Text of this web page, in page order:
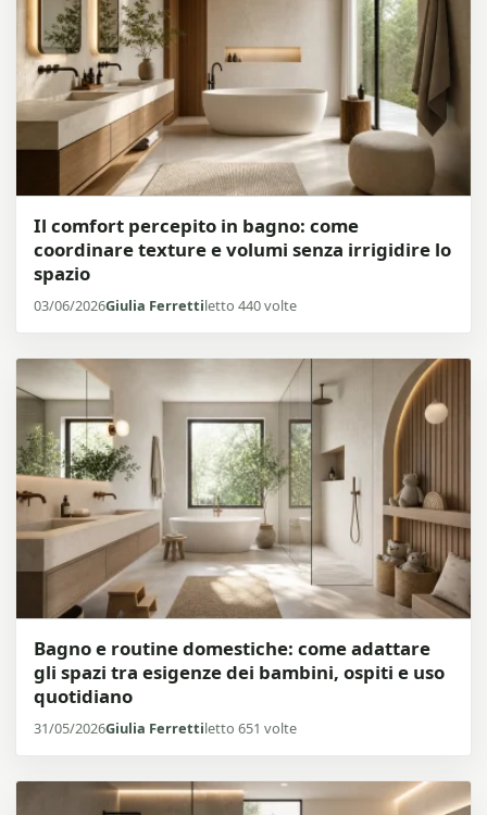
Il comfort percepito in bagno: come
coordinare texture e volumi senza irrigidire lo
spazio
03/06/2026Giulia Ferrettiletto 440 volte
Bagno e routine domestiche: come adattare
gli spazi tra esigenze dei bambini, ospiti e uso
quotidiano
31/05/2026Giulia Ferrettiletto 651 volte